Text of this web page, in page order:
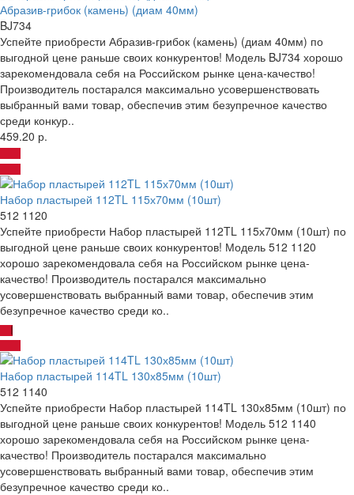
Абразив-грибок (камень) (диам 40мм)
BJ734
Успейте приобрести Абразив-грибок (камень) (диам 40мм) по
выгодной цене раньше своих конкурентов! Модель BJ734 хорошо
зарекомендовала себя на Российском рынке цена-качество!
Производитель постарался максимально усовершенствовать
выбранный вами товар, обеспечив этим безупречное качество
среди конкур..
459.20 р.
Набор пластырей 112TL 115х70мм (10шт)
512 1120
Успейте приобрести Набор пластырей 112TL 115х70мм (10шт) по
выгодной цене раньше своих конкурентов! Модель 512 1120
хорошо зарекомендовала себя на Российском рынке цена-
качество! Производитель постарался максимально
усовершенствовать выбранный вами товар, обеспечив этим
безупречное качество среди ко..
Набор пластырей 114TL 130х85мм (10шт)
512 1140
Успейте приобрести Набор пластырей 114TL 130х85мм (10шт) по
выгодной цене раньше своих конкурентов! Модель 512 1140
хорошо зарекомендовала себя на Российском рынке цена-
качество! Производитель постарался максимально
усовершенствовать выбранный вами товар, обеспечив этим
безупречное качество среди ко..